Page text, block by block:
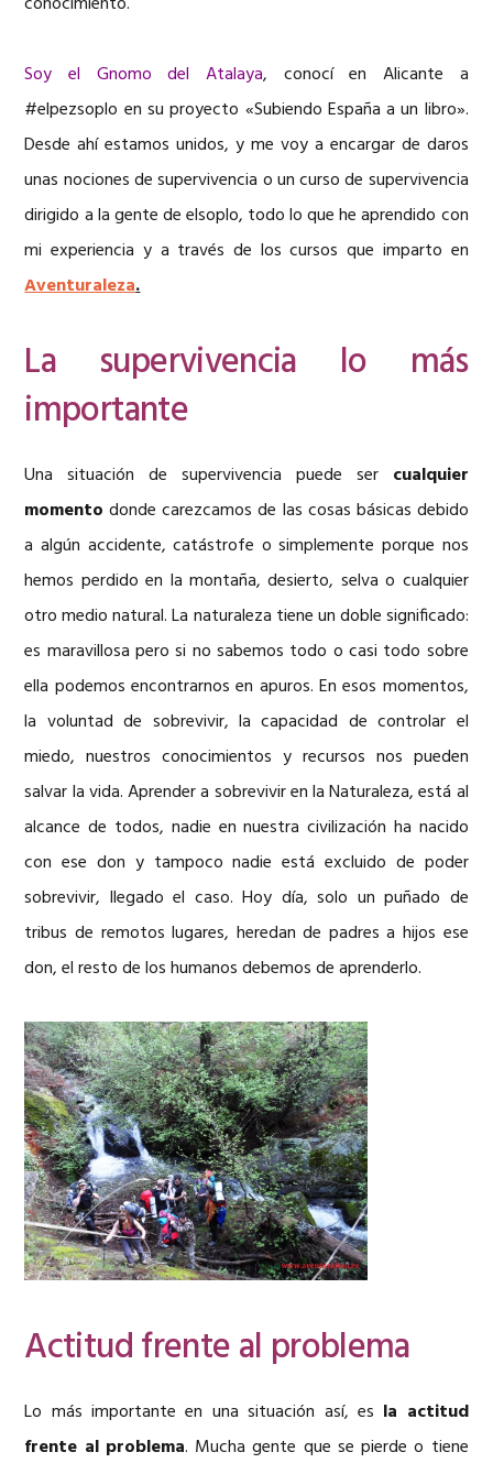
Soy el Gnomo del Atalaya, conocí en Alicante a
#elpezsoplo en su proyecto «Subiendo España a un libro».
Desde ahí estamos unidos, y me voy a encargar de daros
unas nociones de supervivencia o un curso de supervivencia
dirigido a la gente de elsoplo, todo lo que he aprendido con
mi experiencia y a través de los cursos que imparto en
Aventuraleza.
La supervivencia lo más
importante
Una situación de supervivencia puede ser cualquier
momento donde carezcamos de las cosas básicas debido
a algún accidente, catástrofe o simplemente porque nos
hemos perdido en la montaña, desierto, selva o cualquier
otro medio natural. La naturaleza tiene un doble significado:
es maravillosa pero si no sabemos todo o casi todo sobre
ella podemos encontrarnos en apuros. En esos momentos,
la voluntad de sobrevivir, la capacidad de controlar el
miedo, nuestros conocimientos y recursos nos pueden
salvar la vida. Aprender a sobrevivir en la Naturaleza, está al
alcance de todos, nadie en nuestra civilización ha nacido
con ese don y tampoco nadie está excluido de poder
sobrevivir, llegado el caso. Hoy día, solo un puñado de
tribus de remotos lugares, heredan de padres a hijos ese
don, el resto de los humanos debemos de aprenderlo.
Actitud frente al problema
Lo más importante en una situación así, es la actitud
frente al problema. Mucha gente que se pierde o tiene